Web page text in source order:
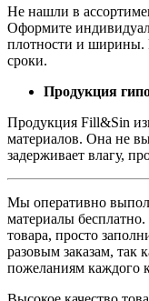
Не нашли в
Оформите
плотности и ширины.
сроки.
Продукция
Продукция Fill&Sin
материалов. Она не
задерживает влагу,
Мы оперативно
материалы
товара, просто
разовым заказам, так
пожеланиям каждого